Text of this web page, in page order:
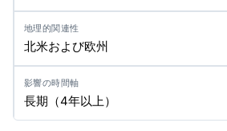
北米および欧州
長期（4年以上）